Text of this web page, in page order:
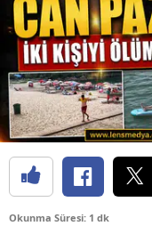
Okunma Süresi: 1 dk